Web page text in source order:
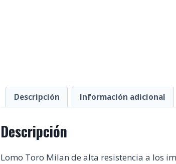
Descripción Información adicional
Descripción
Lomo Toro Milan de alta resistencia a los